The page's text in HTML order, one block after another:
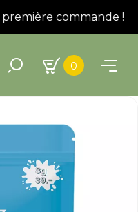
commande !
0